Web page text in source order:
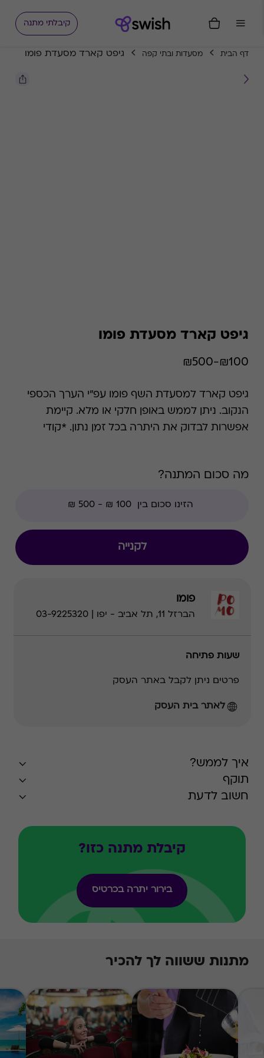
קיבלתי מתנה
דף הבית מסעדות ובתי קפה גיפט קארד מסעדת פומו
גיפט קארד מסעדת פומו
₪100-₪500
גיפט קארד למסעדת השף פומו עפ"י הערך הכספי
הנקוב. ניתן לממש באופן חלקי או מלא. קיימת
אפשרות לבדוק את היתרה בכל זמן נתון. *קודי
מה סכום המתנה?
לקנייה
פומו
הברזל 11, תל אביב - יפו | 03-9225320
שעות פתיחה
פרטים ניתן לקבל באתר העסק
לאתר בית העסק
איך לממש?
תוקף
חשוב לדעת
קיבלת מתנה כזו?
בירור יתרה בכרטיס
מתנות ששווה לך להכיר